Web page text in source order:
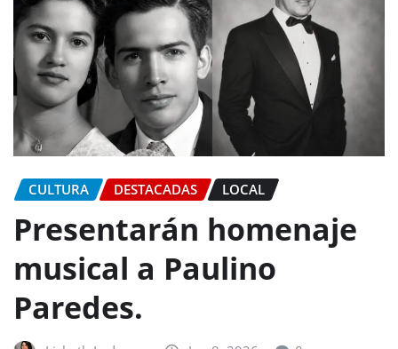
CULTURA DESTACADAS LOCAL
Presentarán homenaje
musical a Paulino
Paredes.